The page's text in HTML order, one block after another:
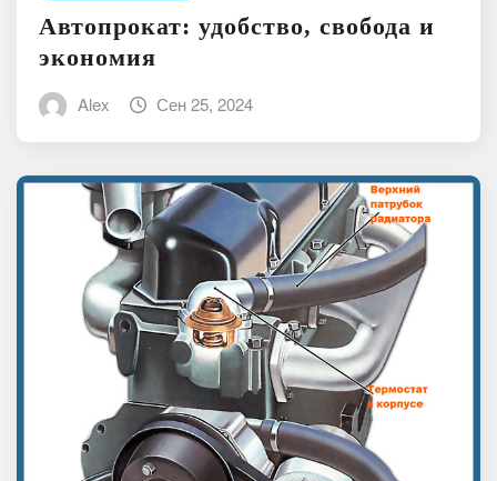
Автопрокат: удобство, свобода и
экономия
Alex Сен 25, 2024